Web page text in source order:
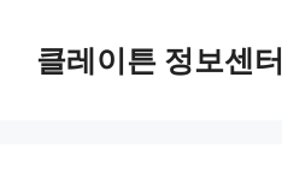
클레이튼 정보센터